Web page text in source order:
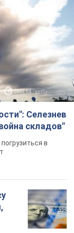
Селезнев
складов"
в